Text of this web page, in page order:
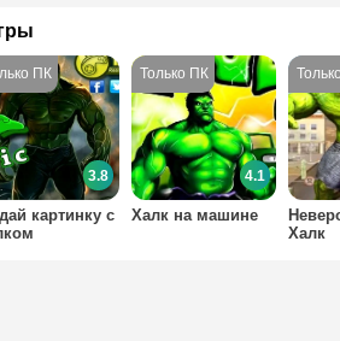
картинку с
3.8
Халк на машине
4.1
Халк